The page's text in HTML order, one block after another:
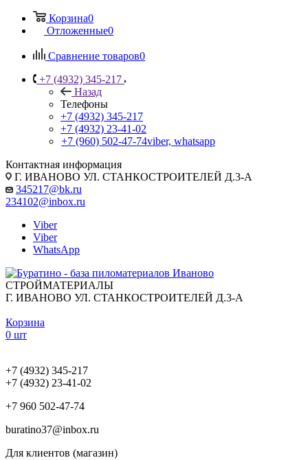
Корзина0
Отложенные0
Сравнение товаров0
+7 (4932) 345-217
Назад
Телефоны
+7 (4932) 345-217
+7 (4932) 23-41-02
+7 (960) 502-47-74viber, whatsapp
Контактная информация
Г. ИВАНОВО УЛ. СТАНКОСТРОИТЕЛЕЙ Д.3-А
345217@bk.ru
234102@inbox.ru
Viber
Viber
WhatsApp
СТРОЙМАТЕРИАЛЫ
Г. ИВАНОВО УЛ. СТАНКОСТРОИТЕЛЕЙ Д.3-А
Корзина
0 шт
+7 (4932) 345-217
+7 (4932) 23-41-02
+7 960 502-47-74
buratino37@inbox.ru
Для клиентов (магазин)